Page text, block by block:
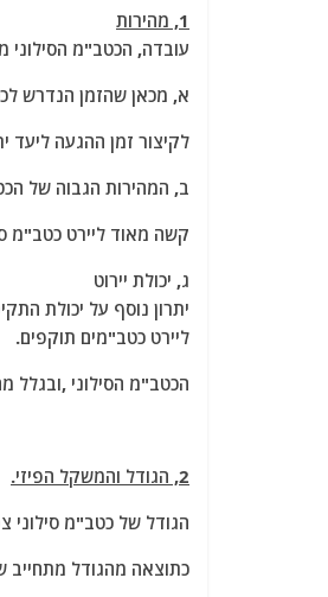
1, מהירות
עובדה, הכטב"מ הסילוני מהיר לפחות פי 3 פי
א, מכאן שהזמן הנדרש לכטב"מ הסילוני
לקיצור זמן ההגעה ליעד
ב, המהירות הגבוה של
קשה מאוד ליירט כטב"מ
ג, יכולת יירוט
יתרון נוסף על יכולת
ליירט כטב"מים תוקפים.
הכטב"מ הסילוני ,ובגלל
2, הגודל והמשקל הפיזי.
הגודל של כטב"מ סילוני צפוי להיות כ 5-25% בלבד מהגודל של
כתוצאה מהגודל מתחייב שהמשקל